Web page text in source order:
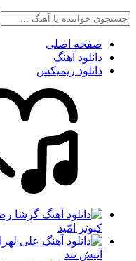
صفحه اصلی
دانلود آهنگ
دانلود ریمیکس
کبوتر امّید
آتیش تند